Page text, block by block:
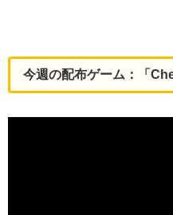
今週の配布ゲーム：「